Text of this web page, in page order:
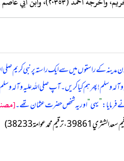
کے راستوں میں سے ایک راستہ پر نبی کریم صلی
وسلم! پھر ہم کیا کریں۔ آپ صلی اللہ علیہ وآلہ
فرمایا:”یہی“اور یہ شخص حضرت عثمان تھے۔
محمد عوامة 38233)